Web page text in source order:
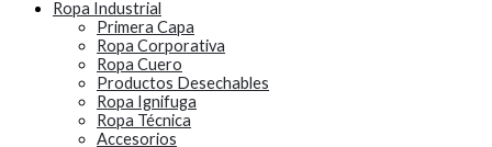
Ropa Industrial
Primera Capa
Ropa Corporativa
Ropa Cuero
Productos Desechables
Ropa Ignifuga
Ropa Técnica
Accesorios